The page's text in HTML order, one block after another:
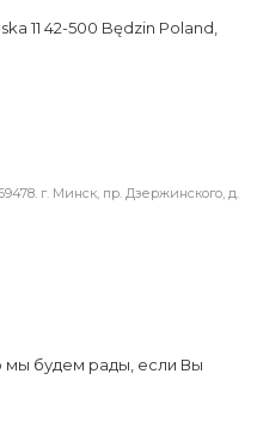
11 42-500 Będzin Poland,
г. Минск, пр. Дзержинского, д.
мы будем рады, если Вы